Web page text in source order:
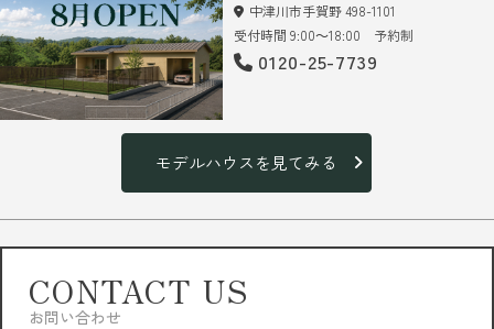
中津川市手賀野 498-1101
受付時間 9:00～18:00 予約制
0120-25-7739
モデルハウスを見てみる
CONTACT US
お問い合わせ